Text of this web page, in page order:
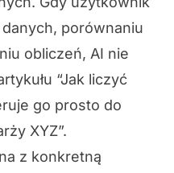
porównaniu
obliczeń, AI nie
“Jak liczyć
go prosto do
XYZ”.
z konkretną